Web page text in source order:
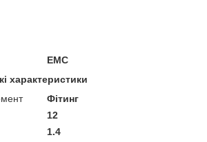
EMC
характеристики
Фітинг
12
1.4